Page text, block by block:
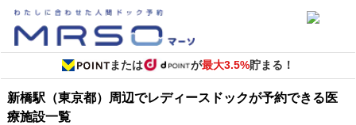
または が最大3.5%貯まる！
新橋駅（東京都）周辺でレディースドックが予約できる医
療施設一覧